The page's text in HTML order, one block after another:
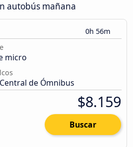
autobús mañana
0h 56m
micro
de Ómnibus
$8.159
Buscar